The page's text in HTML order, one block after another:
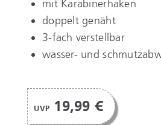
mit Karabinerhaken
doppelt genäht
3-fach verstellbar
wasser- und
UVP 19,99 €